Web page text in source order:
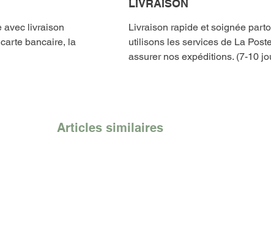
avec livraison
bancaire, la
LIVRAISON
Livraison rapide et soignée
utilisons les services de La
assurer nos expéditions. (7-10
Articles similaires